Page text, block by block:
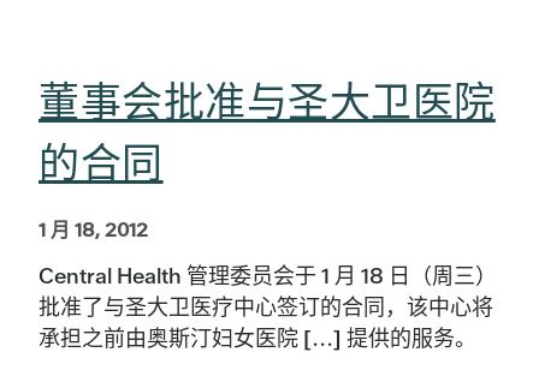
董事会批准与圣大卫医院
的合同
1 月 18, 2012
Central Health 管理委员会于 1 月 18 日（周三）
批准了与圣大卫医疗中心签订的合同，该中心将
承担之前由奥斯汀妇女医院 [...] 提供的服务。